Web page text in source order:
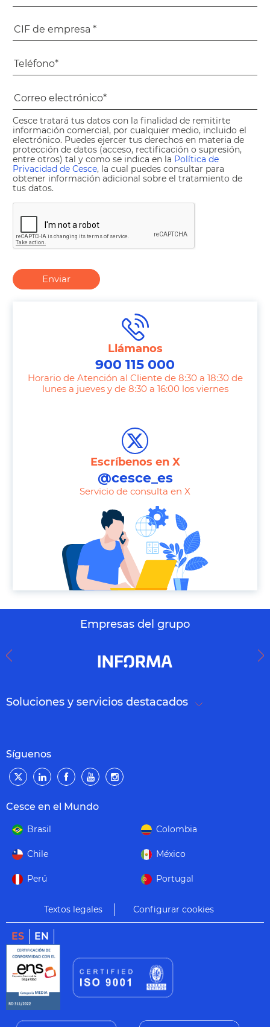
Llámanos
900 115 000
Horario de Atención al Cliente de 8:30 a 18:30 de
lunes a jueves y de 8:30 a 16:00 los viernes
Escríbenos en X
@cesce_es
Servicio de consulta en X
Cesce tratará tus datos con la finalidad de remitirte
información comercial, por cualquier medio, incluido el
electrónico. Puedes ejercer tus derechos en materia de
protección de datos (acceso, rectificación o supresión,
entre otros) tal y como se indica en la Política de
Privacidad de Cesce, la cual puedes consultar para
obtener información adicional sobre el tratamiento de
tus datos.
Enviar
Empresas del grupo
Soluciones y servicios destacados
Síguenos
Cesce en el Mundo
Brasil Colombia
Chile México
Perú Portugal
Textos legales Configurar cookies
ES EN